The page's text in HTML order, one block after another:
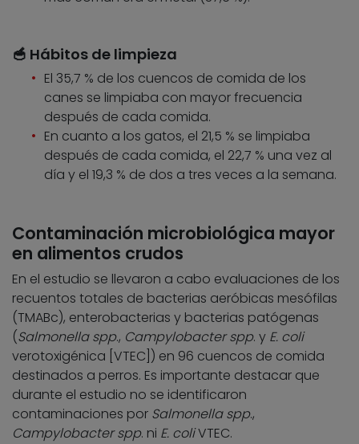
🥣 Hábitos de limpieza
El 35,7 % de los cuencos de comida de los
canes se limpiaba con mayor frecuencia
después de cada comida.
En cuanto a los gatos, el 21,5 % se limpiaba
después de cada comida, el 22,7 % una vez al
día y el 19,3 % de dos a tres veces a la semana.
Contaminación microbiológica mayor
en alimentos crudos
En el estudio se llevaron a cabo evaluaciones de los
recuentos totales de bacterias aeróbicas mesófilas
(TMABc), enterobacterias y bacterias patógenas
(Salmonella spp., Campylobacter spp. y E. coli
verotoxigénica [VTEC]) en 96 cuencos de comida
destinados a perros. Es importante destacar que
durante el estudio no se identificaron
contaminaciones por Salmonella spp.,
Campylobacter spp. ni E. coliVTEC.